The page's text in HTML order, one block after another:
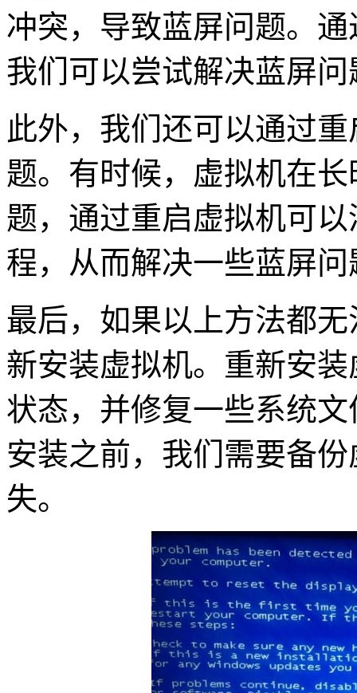
冲突，导致蓝屏问题。
我们可以尝试解决蓝屏问
此外，我们还可以通过
题。有时候，虚拟机在
题，通过重启虚拟机可
程，从而解决一些蓝屏问
最后，如果以上方法都
新安装虚拟机。重新安
状态，并修复一些系统
安装之前，我们需要备
失。